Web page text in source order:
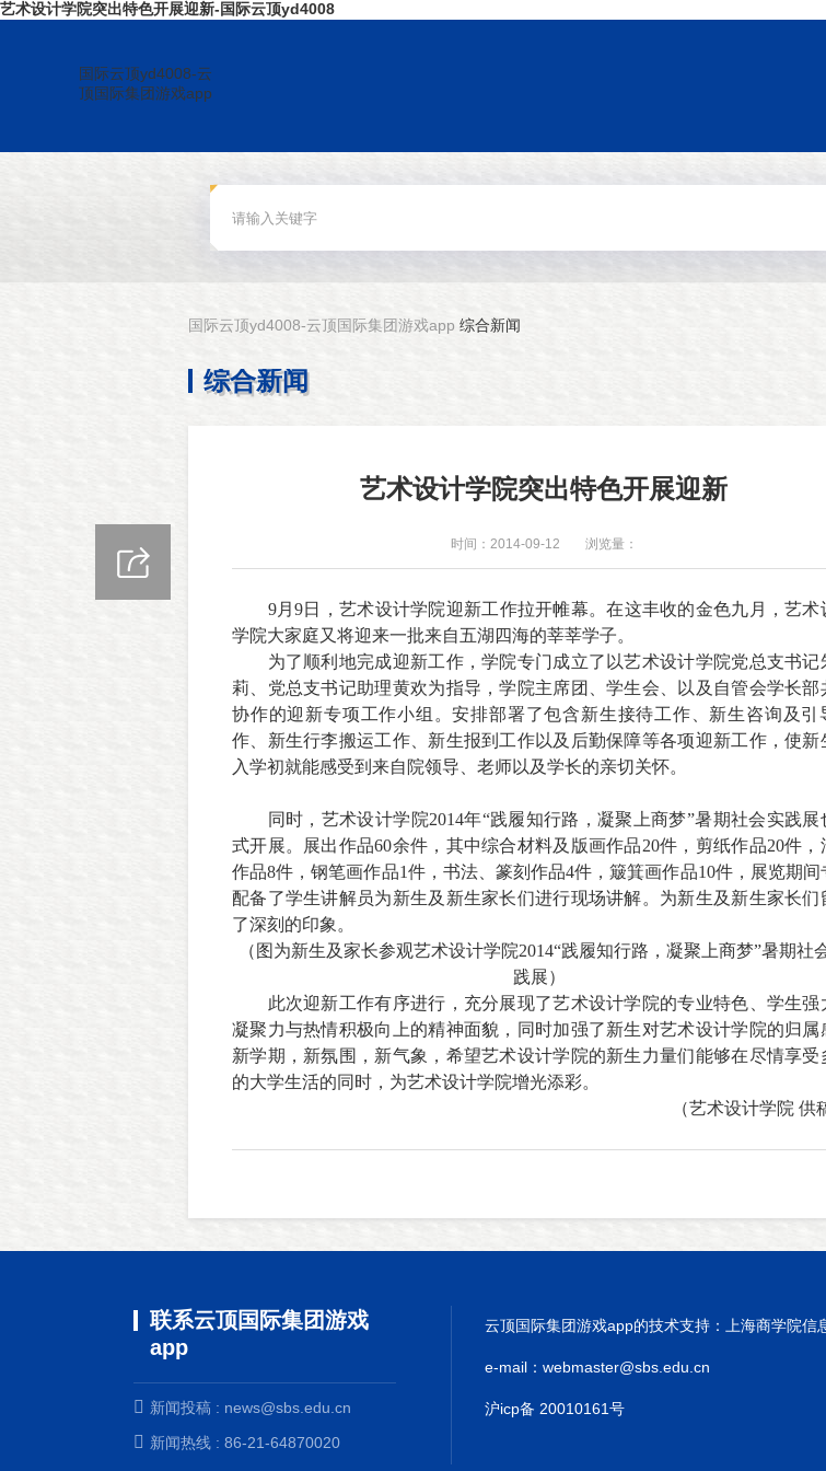
艺术设计学院突出特色开展迎新-国际云顶yd4008
国际云顶yd4008-云
顶国际集团游戏app
国际云顶yd4008-云顶国际集团游戏app 综合新闻
综合新闻
艺术设计学院突出特色开展迎新
时间：2014-09-12 浏览量：
9月9日，艺术设计学院迎新工作拉开帷幕。在这丰收的金色九月，艺术
学院大家庭又将迎来一批来自五湖四海的莘莘学子。
为了顺利地完成迎新工作，学院专门成立了以艺术设计学院党总支书记
莉、党总支书记助理黄欢为指导，学院主席团、学生会、以及自管会学长部
协作的迎新专项工作小组。安排部署了包含新生接待工作、新生咨询及引
作、新生行李搬运工作、新生报到工作以及后勤保障等各项迎新工作，使新
入学初就能感受到来自院领导、老师以及学长的亲切关怀。
同时，艺术设计学院2014年“践履知行路，凝聚上商梦”暑期社会实践展
式开展。展出作品60余件，其中综合材料及版画作品20件，剪纸作品20件，
作品8件，钢笔画作品1件，书法、篆刻作品4件，簸箕画作品10件，展览期间
配备了学生讲解员为新生及新生家长们进行现场讲解。为新生及新生家长们
了深刻的印象。
（图为新生及家长参观艺术设计学院2014“践履知行路，凝聚上商梦”暑期社
践展）
此次迎新工作有序进行，充分展现了艺术设计学院的专业特色、学生强
凝聚力与热情积极向上的精神面貌，同时加强了新生对艺术设计学院的归属
新学期，新氛围，新气象，希望艺术设计学院的新生力量们能够在尽情享受
的大学生活的同时，为艺术设计学院增光添彩。
（艺术设计学院 供
联系云顶国际集团游戏
app
新闻投稿 : news@sbs.edu.cn
新闻热线 : 86-21-64870020
云顶国际集团游戏app的技术支持：上海商学院信
e-mail： webmaster@sbs.edu.cn
沪icp备 20010161号